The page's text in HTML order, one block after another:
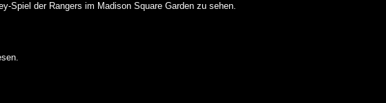
Spiel der Rangers im Madison Square Garden zu sehen.